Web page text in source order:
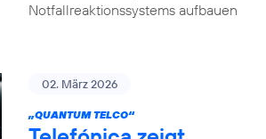
Notfallreaktionssystems aufbauen
02. März 2026
„QUANTUM TELCO“